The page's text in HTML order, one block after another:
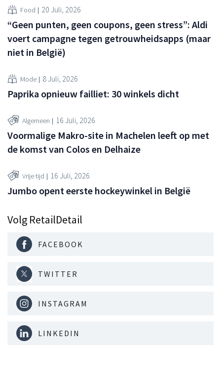
Food 20 Juli, 2026
“Geen punten, geen coupons, geen stress”: Aldi
voert campagne tegen getrouwheidsapps (maar
niet in België)
Mode 8 Juli, 2026
Paprika opnieuw failliet: 30 winkels dicht
Algemeen 16 Juli, 2026
Voormalige Makro-site in Machelen leeft op met
de komst van Colos en Delhaize
Vrije tijd 16 Juli, 2026
Jumbo opent eerste hockeywinkel in België
Volg RetailDetail
FACEBOOK
TWITTER
INSTAGRAM
LINKEDIN